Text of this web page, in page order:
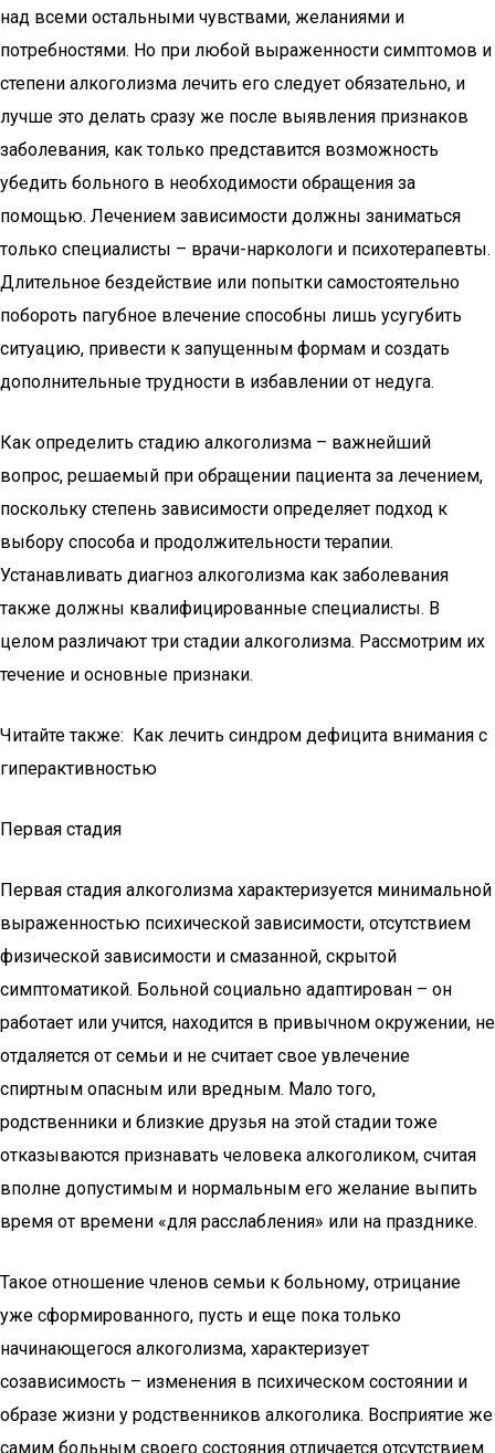
над всеми остальными чувствами, желаниями и
потребностями. Но при любой выраженности симптомов и
степени алкоголизма лечить его следует обязательно, и
лучше это делать сразу же после выявления признаков
заболевания, как только представится возможность
убедить больного в необходимости обращения за
помощью. Лечением зависимости должны заниматься
только специалисты – врачи-наркологи и психотерапевты.
Длительное бездействие или попытки самостоятельно
побороть пагубное влечение способны лишь усугубить
ситуацию, привести к запущенным формам и создать
дополнительные трудности в избавлении от недуга.
Как определить стадию алкоголизма – важнейший
вопрос, решаемый при обращении пациента за лечением,
поскольку степень зависимости определяет подход к
выбору способа и продолжительности терапии.
Устанавливать диагноз алкоголизма как заболевания
также должны квалифицированные специалисты. В
целом различают три стадии алкоголизма. Рассмотрим их
течение и основные признаки.
Читайте также: Как лечить синдром дефицита внимания с
гиперактивностью
Первая стадия
Первая стадия алкоголизма характеризуется минимальной
выраженностью психической зависимости, отсутствием
физической зависимости и смазанной, скрытой
симптоматикой. Больной социально адаптирован – он
работает или учится, находится в привычном окружении, не
отдаляется от семьи и не считает свое увлечение
спиртным опасным или вредным. Мало того,
родственники и близкие друзья на этой стадии тоже
отказываются признавать человека алкоголиком, считая
вполне допустимым и нормальным его желание выпить
время от времени «для расслабления» или на празднике.
Такое отношение членов семьи к больному, отрицание
уже сформированного, пусть и еще пока только
начинающегося алкоголизма, характеризует
созависимость – изменения в психическом состоянии и
образе жизни у родственников алкоголика. Восприятие же
самим больным своего состояния отличается отсутствием